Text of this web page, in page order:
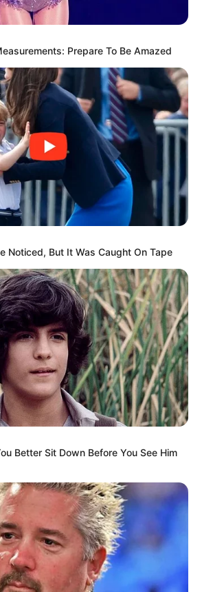
Prepare To Be Amazed
Noticed, But It Was Caught On Tape
Better Sit Down Before You See Him